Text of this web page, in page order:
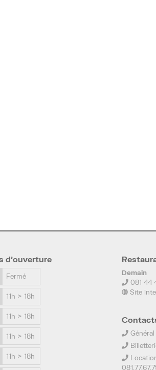
d’ouverture
Fermé
11h > 18h
11h > 18h
11h > 18h
11h > 18h
Demain
081 44
Site
Général